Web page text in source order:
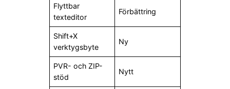
Flyttbar
texteditor
Förbättring
Shift+X
verktygsbyte
Ny
PVR- och ZIP-
stöd
Nytt